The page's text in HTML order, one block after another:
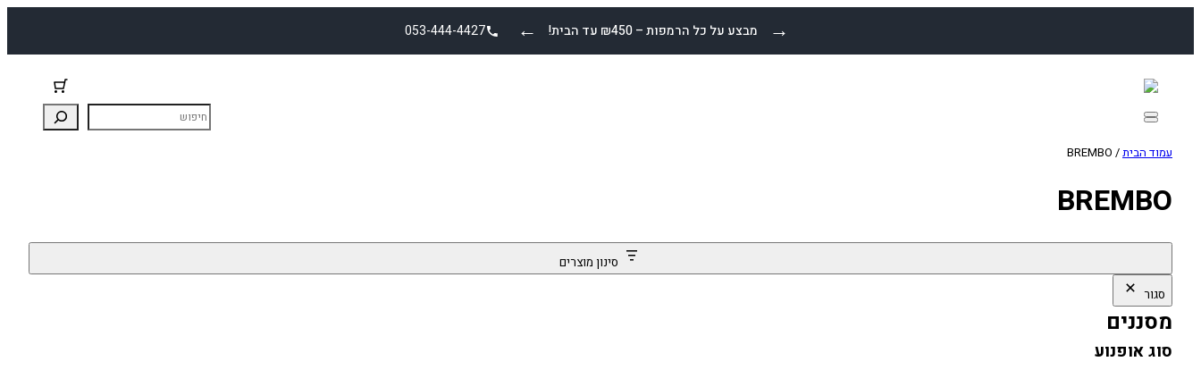
← מבצע על כל הרמפות – ₪450 עד הבית! →
053-444-4427
עמוד הבית/ BREMBO
BREMBO
סינון מוצרים
סגור
מסננים
סוג אופנוע